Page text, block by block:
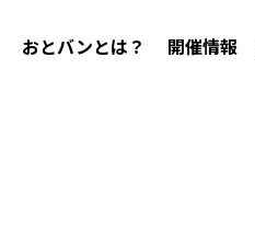
おとバンとは？ 開催情報